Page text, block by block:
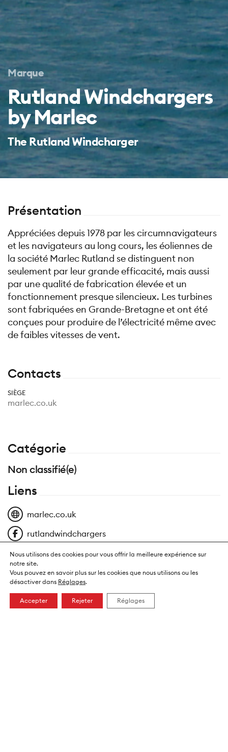
Marque
Rutland Windchargers
by Marlec
The Rutland Windcharger
Présentation
Appréciées depuis 1978 par les circumnavigateurs
et les navigateurs au long cours, les éoliennes de
la société Marlec Rutland se distinguent non
seulement par leur grande efficacité, mais aussi
par une qualité de fabrication élevée et un
fonctionnement presque silencieux. Les turbines
sont fabriquées en Grande-Bretagne et ont été
conçues pour produire de l’électricité même avec
de faibles vitesses de vent.
Contacts
SIÈGE
marlec.co.uk
Catégorie
Non classifié(e)
Liens
marlec.co.uk
rutlandwindchargers
Photo
Nous utilisons des cookies pour vous offrir la meilleure expérience sur
notre site.
Vous pouvez en savoir plus sur les cookies que nous utilisons ou les
désactiver dans Réglages.
Accepter Rejeter Réglages